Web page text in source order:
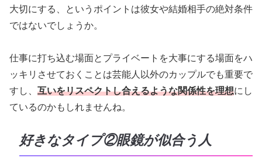
大切にする、というポイントは彼女や結婚相手の絶対条件
ではないでしょうか。
仕事に打ち込む場面とプライベートを大事にする場面をハ
ッキリさせておくことは芸能人以外のカップルでも重要で
すし、 互いをリスペクトし合えるような関係性を理想にし
ているのかもしれませんね。
好きなタイプ②眼鏡が似合う人